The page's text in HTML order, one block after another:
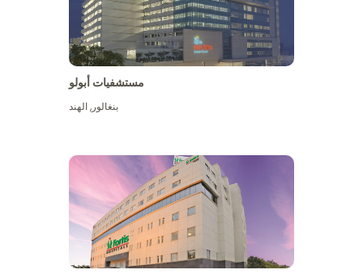
مستشفيات أبولو
بنغالور,الهند